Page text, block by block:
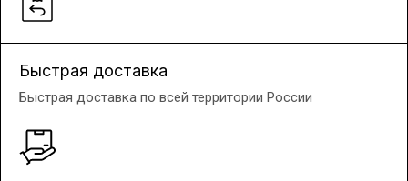
Быстрая доставка
Быстрая доставка по всей территории России